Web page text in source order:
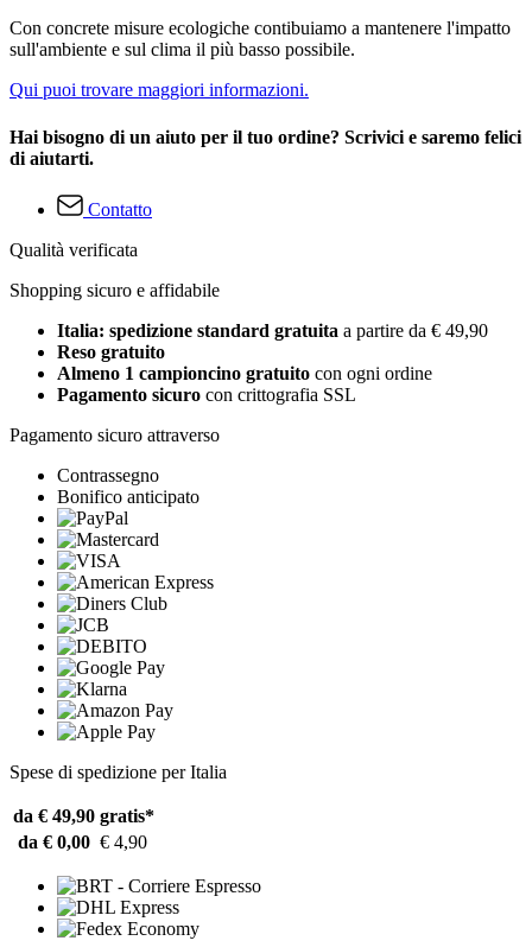
Con concrete misure ecologiche contibuiamo a mantenere l'impatto
sull'ambiente e sul clima il più basso possibile.
Qui puoi trovare maggiori informazioni.
Hai bisogno di un aiuto per il tuo ordine? Scrivici e saremo felici
di aiutarti.
Contatto
Qualità verificata
Shopping sicuro e affidabile
Italia: spedizione standard gratuita a partire da € 49,90
Reso gratuito
Almeno 1 campioncino gratuito con ogni ordine
Pagamento sicuro con crittografia SSL
Pagamento sicuro attraverso
Contrassegno
Bonifico anticipato
Spese di spedizione per Italia
da € 49,90 gratis*
da € 0,00 € 4,90